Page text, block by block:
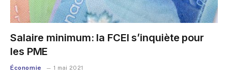
Salaire minimum: la FCEI s’inquiète pour
les PME
Économie 1 mai 2021